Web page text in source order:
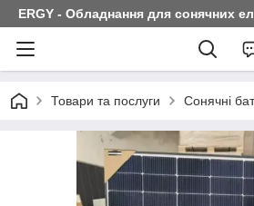
ERGY - Обладнання для сонячних
Товари та послуги Сонячні